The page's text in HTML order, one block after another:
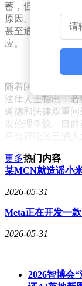
蓄，但网友推测
原因。此前黄一
甚至通过直播带
应。
随着闺蜜爆料持
法律人士指出，
道德和法律双重问
发伦理争议。目
这场持续数月的风
蜜反目，不断刷新
碎片，拼凑出的真
全核实前，应保
事件相关图片及
仍需观察后续发
作关系，其商业
更多热门内容
某MCN就造谣小
2026-05-31
Meta正在开发一
2026-05-31
2026智博会